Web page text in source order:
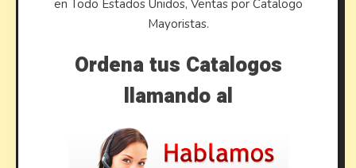
en Todo Estados Unidos, Ventas por Catalogo
Mayoristas.
Ordena tus Catalogos
llamando al